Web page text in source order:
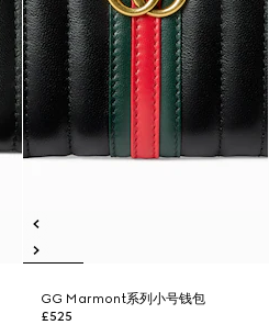
GG Marmont系列小号钱包
£525